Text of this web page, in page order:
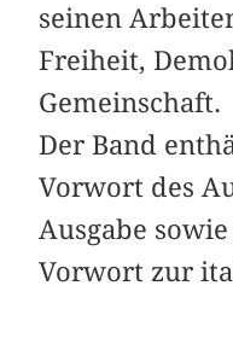
seinen
Freiheit,
Gemeinschaft.
Der Band
Vorwort des
Ausgabe
Vorwort zur